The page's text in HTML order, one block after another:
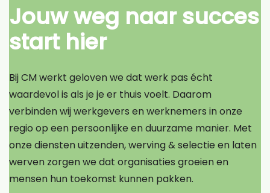
Jouw weg naar succes
start hier
Bij CM werkt geloven we dat werk pas écht
waardevol is als je je er thuis voelt. Daarom
verbinden wij werkgevers en werknemers in onze
regio op een persoonlijke en duurzame manier. Met
onze diensten uitzenden, werving & selectie en laten
werven zorgen we dat organisaties groeien en
mensen hun toekomst kunnen pakken.